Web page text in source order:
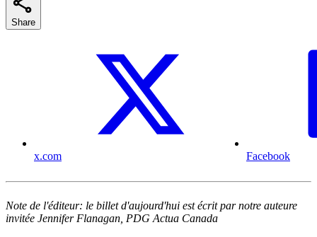
Share
x.com Facebook
Note de l'éditeur: le billet d'aujourd'hui est écrit par notre auteure
invitée Jennifer Flanagan, PDG Actua Canada